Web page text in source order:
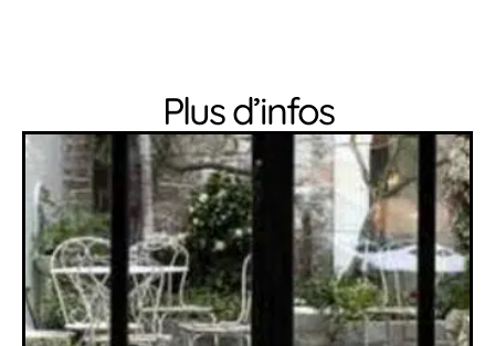
Plus d’infos